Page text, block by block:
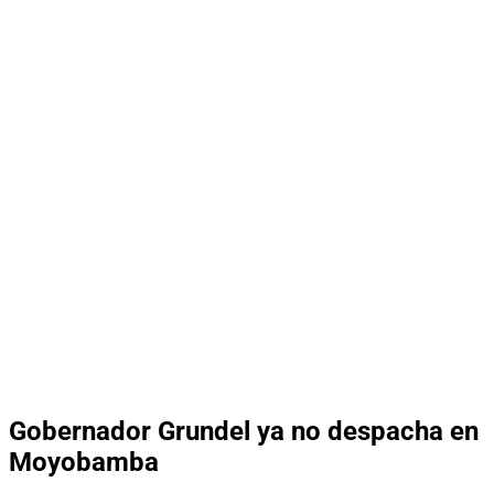
Gobernador Grundel ya no despacha en
Moyobamba